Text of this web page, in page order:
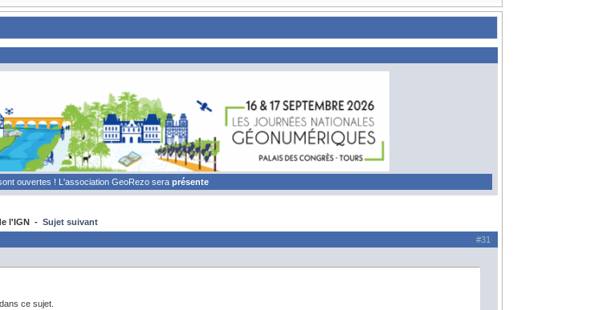
ouvertes ! L'association GeoRezo sera présente
l'IGN - Sujet suivant
#31
ce sujet.